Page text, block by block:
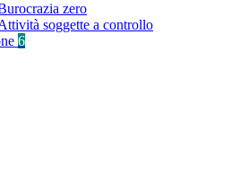
zero
soggette a controllo
6